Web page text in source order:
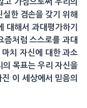
가짐으로써 우리의
한 겸손을 갖기 위해
대해서 과대평가하기
즘처럼 스스로를 과대
치 자신에 대한 과소
목표는 우리 자신을
이 세상에서 믿음의